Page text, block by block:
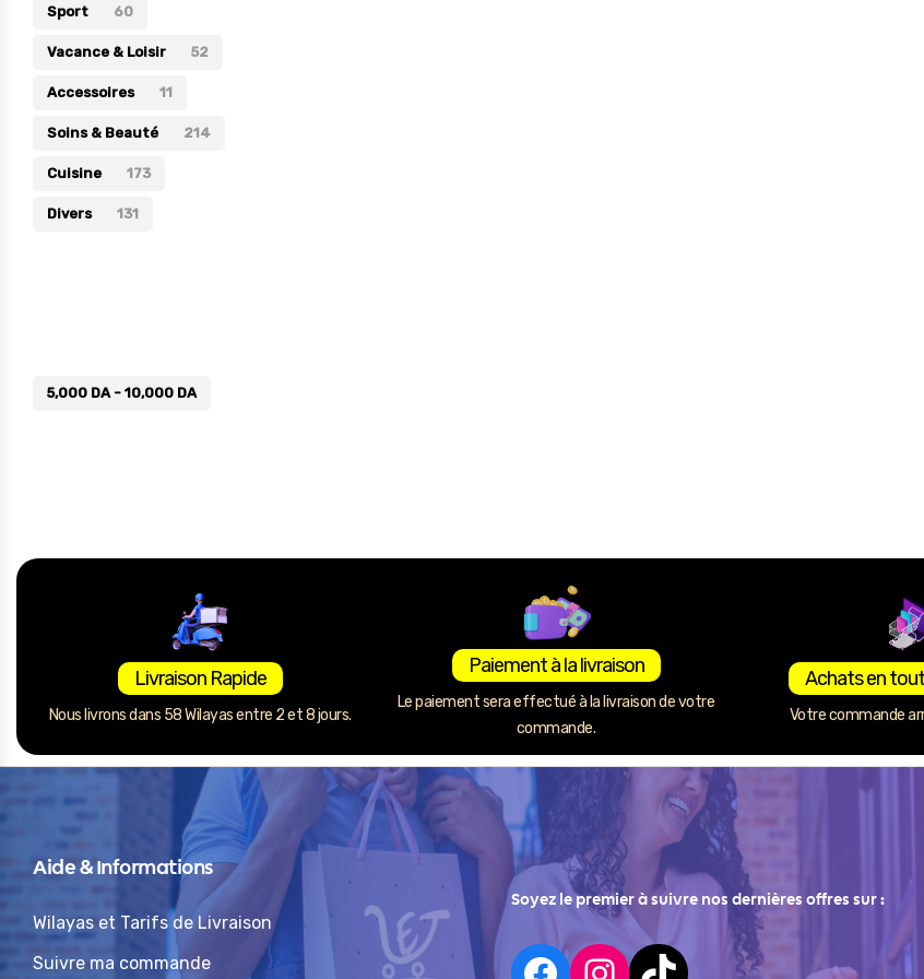
Sport 60
Vacance & Loisir 52
Accessoires 11
Soins & Beauté 214
Cuisine 173
Divers 131
5,000 DA- 10,000 DA
Livraison Rapide
Nous livrons dans 58 Wilayas entre 2 et 8 jours.
Paiement à la livraison
Le paiement sera effectué à la livraison de votre
commande.
Achats en
Votre commande
Aide & Informations
Wilayas et Tarifs de Livraison
Suivre ma commande
Soyez le premier à suivre nos dernières offres sur :